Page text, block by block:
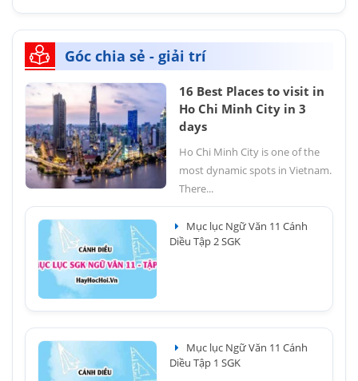
Góc chia sẻ - giải trí
16 Best Places to visit in
Ho Chi Minh City in 3
days
Ho Chi Minh City is one of the
most dynamic spots in Vietnam.
There...
Mục lục Ngữ Văn 11 Cánh
Diều Tập 2 SGK
Mục lục Ngữ Văn 11 Cánh
Diều Tập 1 SGK